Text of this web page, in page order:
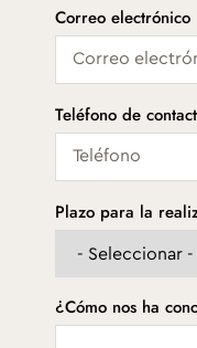
Correo electrónico
Teléfono de
Plazo para la
¿Cómo nos ha